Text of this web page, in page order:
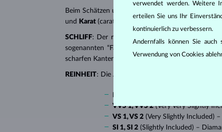
Beim Schätzen und Zertifizieren von
und
Karat (carat). All diese Eigenschaften haben
SCHLIFF: Der richtige Schliff verleiht dem
sogenannten “Fantasieschliffen”, in die ein
scharfen Kanten, besonders beliebt bei
REINHEIT: Die Anzahl, Größe und Verteilung
VVS 1, VVS 2 (Very Very Slightly
VS 1, VS 2 (Very Slightly Included)
SI 1, SI 2 (Slightly Included) –
verwendet werden. Weitere
erteilen Sie uns Ihr
kontinuierlich zu verbessern.
Andernfalls können Sie auch
Verwendung von Cookies